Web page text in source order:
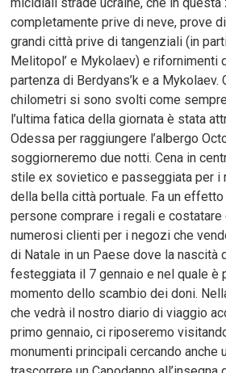
completamente prive di neve, prove
grandi città prive di tangenziali (in
Melitopol’ e Mykolaev) e rifornimenti
partenza di Berdyans’k e a Mykolaev.
chilometri si sono svolti come
l’ultima fatica della giornata è stata
Odessa per raggiungere l’albergo
soggiorneremo due notti. Cena in
stile ex sovietico e passeggiata per i
della bella città portuale. Fa un
persone comprare i regali e costatare
numerosi clienti per i negozi che
di Natale in un Paese dove la nascità
festeggiata il 7 gennaio e nel quale è
momento dello scambio dei doni.
che vedrà il nostro diario di viaggio
primo gennaio, ci riposeremo
monumenti principali cercando anche